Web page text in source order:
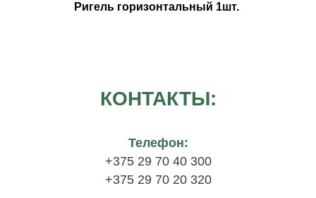
Ригель горизонтальный 1шт.